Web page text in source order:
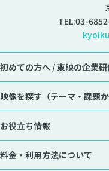
TEL:03-
初めての方へ /東映の企業
映像を探す （テーマ・課題
お役立ち情報
料金・利用方法について